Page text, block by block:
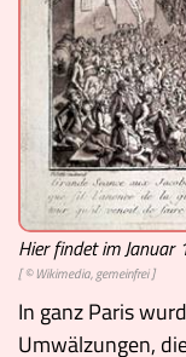
Hier findet im Januar
[ © Wikimedia, gemeinfrei ]
In ganz Paris
Umwälzungen,